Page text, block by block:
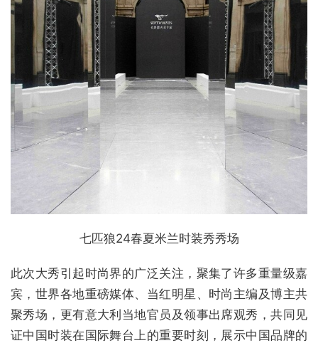
七匹狼24春夏米兰时装秀秀场
此次大秀引起时尚界的广泛关注，聚集了许多重量级嘉
宾，世界各地重磅媒体、当红明星、时尚主编及博主共
聚秀场，更有意大利当地官员及领事出席观秀，共同见
证中国时装在国际舞台上的重要时刻，展示中国品牌的